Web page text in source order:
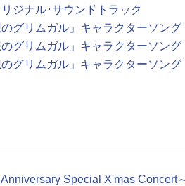
ジナル･サウンドトラック
グリムガル」キャラクターソング
グリムガル」キャラクターソング
グリムガル」キャラクターソング
Special X'mas Concert